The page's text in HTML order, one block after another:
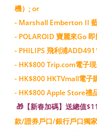
機）; or
- Marshall Emberton II
- POLAROID 寶麗來Go
- PHILIPS 飛利浦
- HK$800 Trip.com電子
- HK$800 HKTVmall電子
- HK$800 Apple Store禮
🎁【新春加碼】送總值
款/證券戶口/銀行戶口獨